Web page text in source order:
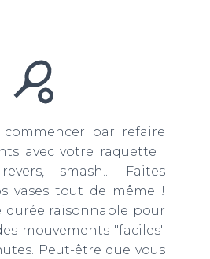
commencer par refaire
avec votre raquette :
smash... Faites
vases tout de même !
durée raisonnable pour
mouvements "faciles"
Peut-être que vous